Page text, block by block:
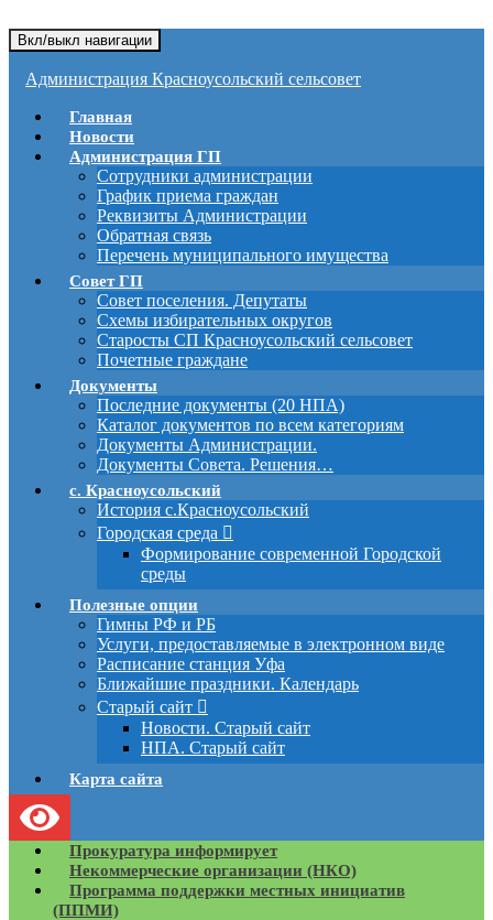
Вкл/выкл навигации
Администрация Красноусольский сельсовет
Главная
Новости
Администрация ГП
Сотрудники администрации
График приема граждан
Реквизиты Администрации
Обратная связь
Перечень муниципального имущества
Совет ГП
Совет поселения. Депутаты
Схемы избирательных округов
Старосты СП Красноусольский сельсовет
Почетные граждане
Документы
Последние документы (20 НПА)
Каталог документов по всем категориям
Документы Администрации.
Документы Совета. Решения…
с. Красноусольский
История с.Красноусольский
Городская среда
Формирование современной Городской
среды
Полезные опции
Гимны РФ и РБ
Услуги, предоставляемые в электронном виде
Расписание станция Уфа
Ближайшие праздники. Календарь
Старый сайт
Новости. Старый сайт
НПА. Старый сайт
Карта сайта
Прокуратура информирует
Некоммерческие организации (НКО)
Программа поддержки местных инициатив
(ППМИ)